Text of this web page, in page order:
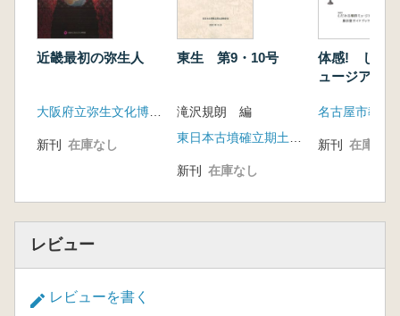
近畿最初の弥生人
新刊 在庫なし
東生 第9・10号
滝沢規朗 編
新刊 在庫なし
体感! しだ
ュージアム
名古屋市教育
新刊 在庫なし
レビュー
レビューを書く